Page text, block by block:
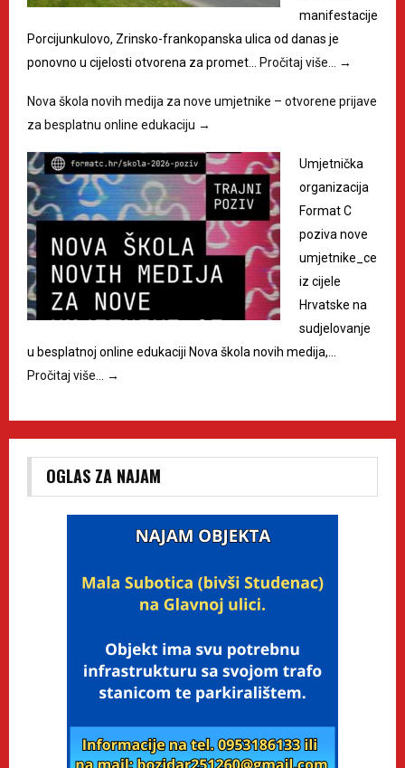
manifestacije
Porcijunkulovo, Zrinsko-frankopanska ulica od danas je
ponovno u cijelosti otvorena za promet… Pročitaj više… →
Nova škola novih medija za nove umjetnike – otvorene prijave
za besplatnu online edukaciju →
Umjetnička
organizacija
Format C
poziva nove
umjetnike_ce
iz cijele
Hrvatske na
sudjelovanje
u besplatnoj online edukaciji Nova škola novih medija,…
Pročitaj više…
→
OGLAS ZA NAJAM